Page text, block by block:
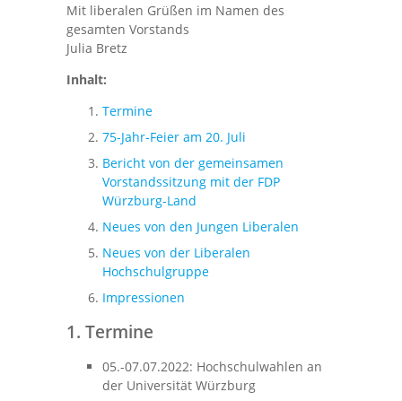
Mit liberalen Grüßen im Namen des
gesamten Vorstands
Julia Bretz
Inhalt:
Termine
75-Jahr-Feier am 20. Juli
Bericht von der gemeinsamen
Vorstandssitzung mit der FDP
Würzburg-Land
Neues von den Jungen Liberalen
Neues von der Liberalen
Hochschulgruppe
Impressionen
1. Termine
05.-07.07.2022: Hochschulwahlen an
der Universität Würzburg